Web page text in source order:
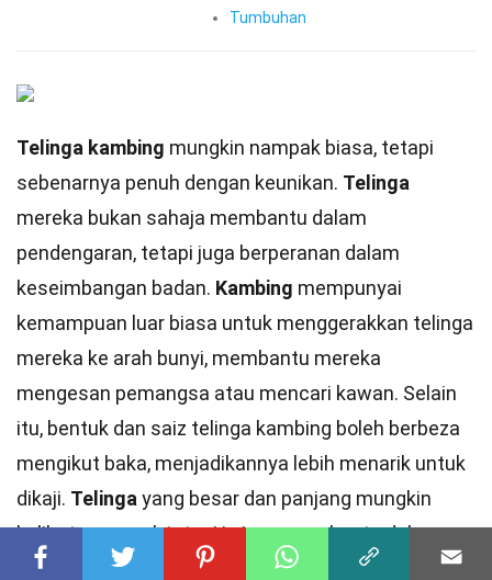
Tumbuhan
Telinga kambing mungkin nampak biasa, tetapi
sebenarnya penuh dengan keunikan. Telinga
mereka bukan sahaja membantu dalam
pendengaran, tetapi juga berperanan dalam
keseimbangan badan. Kambing mempunyai
kemampuan luar biasa untuk menggerakkan telinga
mereka ke arah bunyi, membantu mereka
mengesan pemangsa atau mencari kawan. Selain
itu, bentuk dan saiz telinga kambing boleh berbeza
mengikut baka, menjadikannya lebih menarik untuk
dikaji. Telinga yang besar dan panjang mungkin
kelihatan comel, tetapi ia juga membantu dalam
pengudaraan, mengurangkan risiko jangkitan.